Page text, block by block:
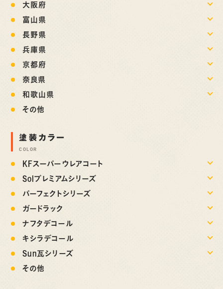
大阪府
富山県
長野県
兵庫県
京都府
奈良県
和歌山県
その他
塗装カラー
COLOR
KFスーパーウレアコート
Solプレミアムシリーズ
パーフェクトシリーズ
ガードラック
ナフタデコール
キシラデコール
Sun瓦シリーズ
その他